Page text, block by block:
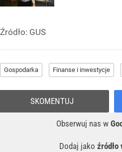
Źródło: GUS
Gospodarka Finanse i inwestycje
Obserwuj nas w
Dodaj jako źródło
SKOMENTUJ